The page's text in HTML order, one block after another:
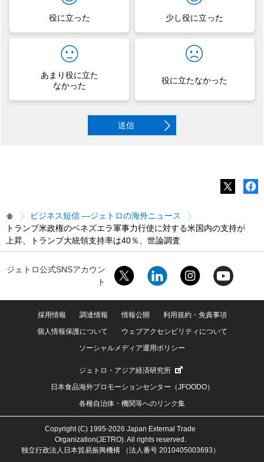
役に立った 少し役に立った
あまり役に立た
なかった
役に立たなかった
送信
ビジネス短信 ―ジェトロの海外ニュース
トランプ米政権のベネズエラ軍事力行使に対する米国内の支持が
上昇、トランプ大統領支持率は40％、世論調査
ジェトロ公式SNSアカウン
ト
採用情報 調達情報 情報公開
利用規約・免責事項
個人情報保護について
ウェブアクセシビリティについて
ソーシャルメディア運用ポリシー
ジェトロ・アジア経済研究所
日本食品海外プロモーションセンター（JFOODO）
各種自治体・機関等へのリンク集
Copyright (C) 1995-2026 Japan External Trade
Organization(JETRO). All rights reserved.
独立行政法人日本貿易振興機構 （法人番号 2010405003693）